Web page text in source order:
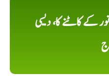
کاٹنے کا، دیسی